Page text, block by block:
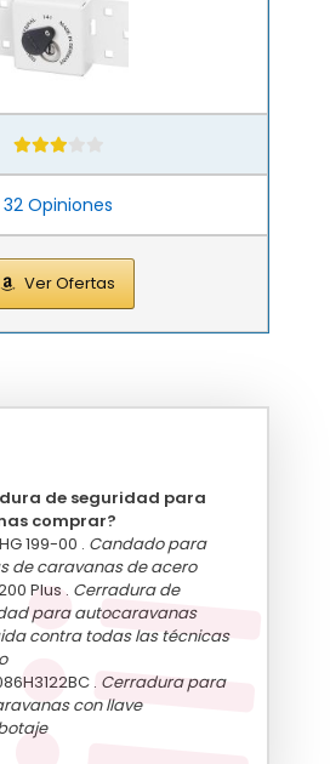
32 Opiniones
Ver Ofertas
de seguridad para
comprar?
199-00 . Candado para
de caravanas de acero
Plus . Cerradura de
para autocaravanas
contra todas las técnicas
. Cerradura para
con llave
Door .